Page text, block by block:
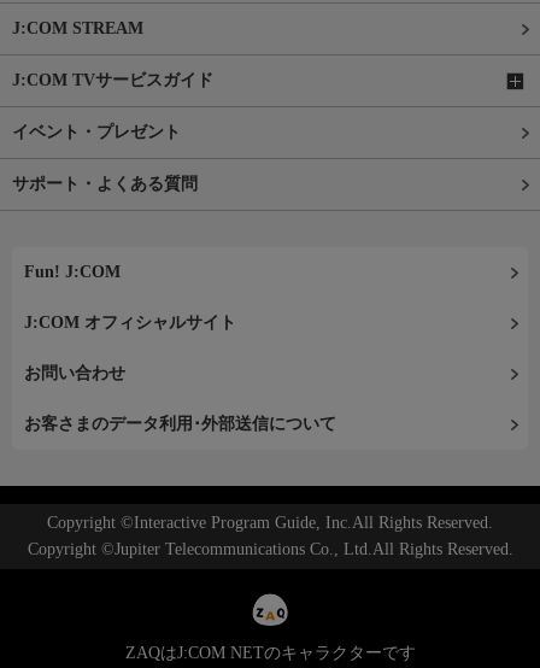
J:COM STREAM
J:COM TVサービスガイド
イベント・プレゼント
サポート・よくある質問
Fun! J:COM
J:COM オフィシャルサイト
お問い合わせ
お客さまのデータ利用･外部送信について
Copyright ©Interactive Program Guide, Inc.All Rights Reserved.
Copyright ©Jupiter Telecommunications Co., Ltd.All Rights Reserved.
ZAQはJ:COM NETのキャラクターです